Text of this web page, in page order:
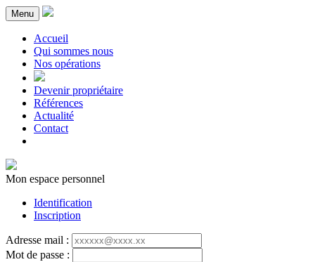
Menu
Accueil
Qui sommes nous
Nos opérations
Devenir propriétaire
Références
Actualité
Contact
Mon espace personnel
Identification
Inscription
Adresse mail :
Mot de passe :